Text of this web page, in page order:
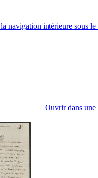
navigation intérieure sous le
Ouvrir dans une